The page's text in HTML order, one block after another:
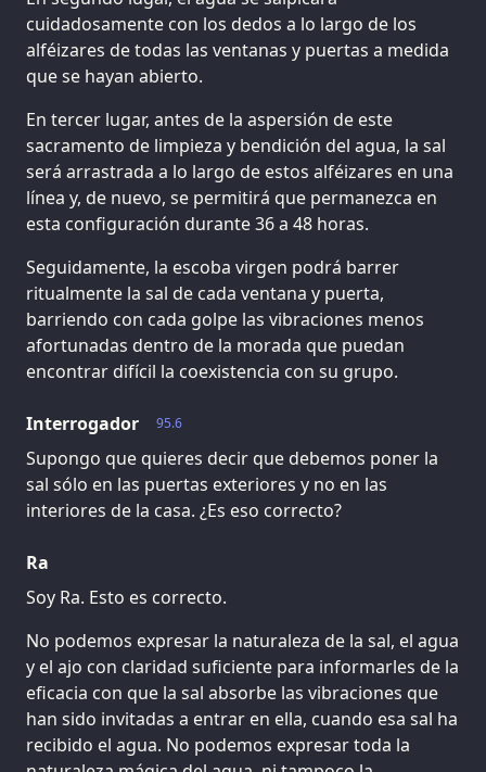
cuidadosamente con los dedos a lo largo de los
alféizares de todas las ventanas y puertas a medida
que se hayan abierto.
En tercer lugar, antes de la aspersión de este
sacramento de limpieza y bendición del agua, la sal
será arrastrada a lo largo de estos alféizares en una
línea y, de nuevo, se permitirá que permanezca en
esta configuración durante 36 a 48 horas.
Seguidamente, la escoba virgen podrá barrer
ritualmente la sal de cada ventana y puerta,
barriendo con cada golpe las vibraciones menos
afortunadas dentro de la morada que puedan
encontrar difícil la coexistencia con su grupo.
95.6
Interrogador
Supongo que quieres decir que debemos poner la
sal sólo en las puertas exteriores y no en las
interiores de la casa. ¿Es eso correcto?
Ra
Soy Ra. Esto es correcto.
No podemos expresar la naturaleza de la sal, el agua
y el ajo con claridad suficiente para informarles de la
eficacia con que la sal absorbe las vibraciones que
han sido invitadas a entrar en ella, cuando esa sal ha
recibido el agua. No podemos expresar toda la